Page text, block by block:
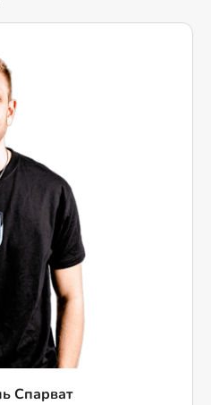
Спарват